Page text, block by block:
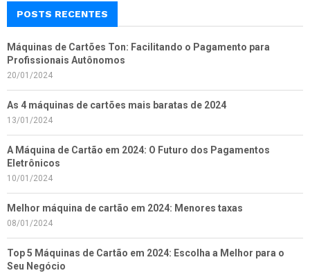
POSTS RECENTES
Máquinas de Cartões Ton: Facilitando o Pagamento para
Profissionais Autônomos
20/01/2024
As 4 máquinas de cartões mais baratas de 2024
13/01/2024
A Máquina de Cartão em 2024: O Futuro dos Pagamentos
Eletrônicos
10/01/2024
Melhor máquina de cartão em 2024: Menores taxas
08/01/2024
Top 5 Máquinas de Cartão em 2024: Escolha a Melhor para o
Seu Negócio